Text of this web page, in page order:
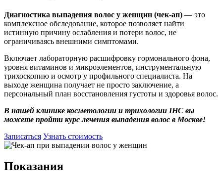
Диагностика выпадения волос у женщин (чек-ап) — это
комплексное обследование, которое позволяет найти
истинную причину ослабления и потери волос, не
ограничиваясь внешними симптомами.
Включает лабораторную расшифровку гормонального фона,
уровня витаминов и микроэлементов, инструментальную
трихоскопию и осмотр у профильного специалиста. На
выходе женщина получает не просто заключение, а
персональный план восстановления густоты и здоровья волос.
В нашей клинике косметологии и трихологии IHC вы
можете пройти курс лечения выпадения волос в Москве!
Записаться Узнать стоимость
Показания